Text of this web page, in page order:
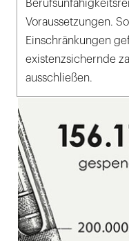
Voraussetzungen.
Einschränkungen
existenzsichernde
ausschließen.